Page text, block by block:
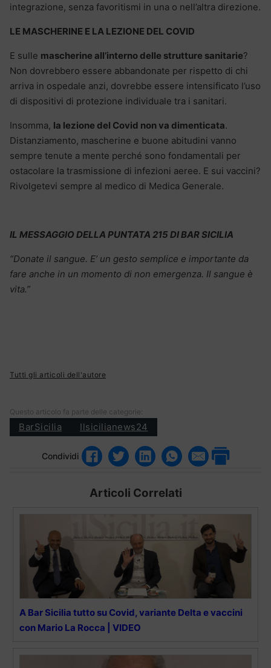
integrazione, senza favoritismi in una o nell’altra direzione.
LE MASCHERINE E LA LEZIONE DEL COVID
E sulle mascherine all’interno delle strutture sanitarie?
Non dovrebbero essere abbandonate per rispetto di chi
arriva in ospedale anzi, dovrebbe essere intensificato l’uso
di dispositivi di protezione individuale tra i sanitari.
Insomma, la lezione del Covid non va dimenticata.
Distanziamento, mascherine e buone abitudini vanno
sempre tenute a mente perché sono fondamentali per
ostacolare la trasmissione di infezioni aeree. E sui vaccini?
Rivolgetevi sempre al medico di Medica Generale.
IL MESSAGGIO DELLA PUNTATA 215 DI BAR SICILIA
“Donate il sangue. E’ un gesto semplice e importante da
fare anche in un momento di non emergenza. Il sangue è
vita.”
Tutti gli articoli dell'autore
Questo articolo fa parte delle categorie:
BarSicilia Ilsicilianews24
Condividi
Articoli Correlati
A Bar Sicilia tutto su Covid, variante Delta e vaccini
con Mario La Rocca | VIDEO